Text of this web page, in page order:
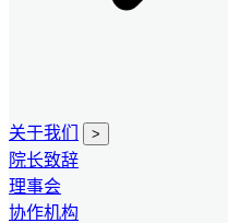
关于我们 >
院长致辞
理事会
协作机构